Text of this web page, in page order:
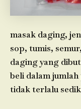
masak daging,
sop, tumis,
daging yang
beli dalam
tidak terlalu